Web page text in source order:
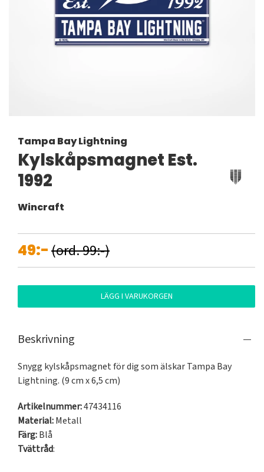
Tampa Bay Lightning
Kylskåpsmagnet Est.
1992
Wincraft
49:-(ord. 99:-)
LÄGG I VARUKORGEN
Beskrivning
Snygg kylskåpsmagnet för dig som älskar Tampa Bay
Lightning. (9 cm x 6,5 cm)
Artikelnummer:47434116
Material:Metall
Färg:Blå
Tvättråd: